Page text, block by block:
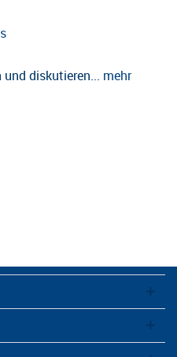
und diskutieren... mehr